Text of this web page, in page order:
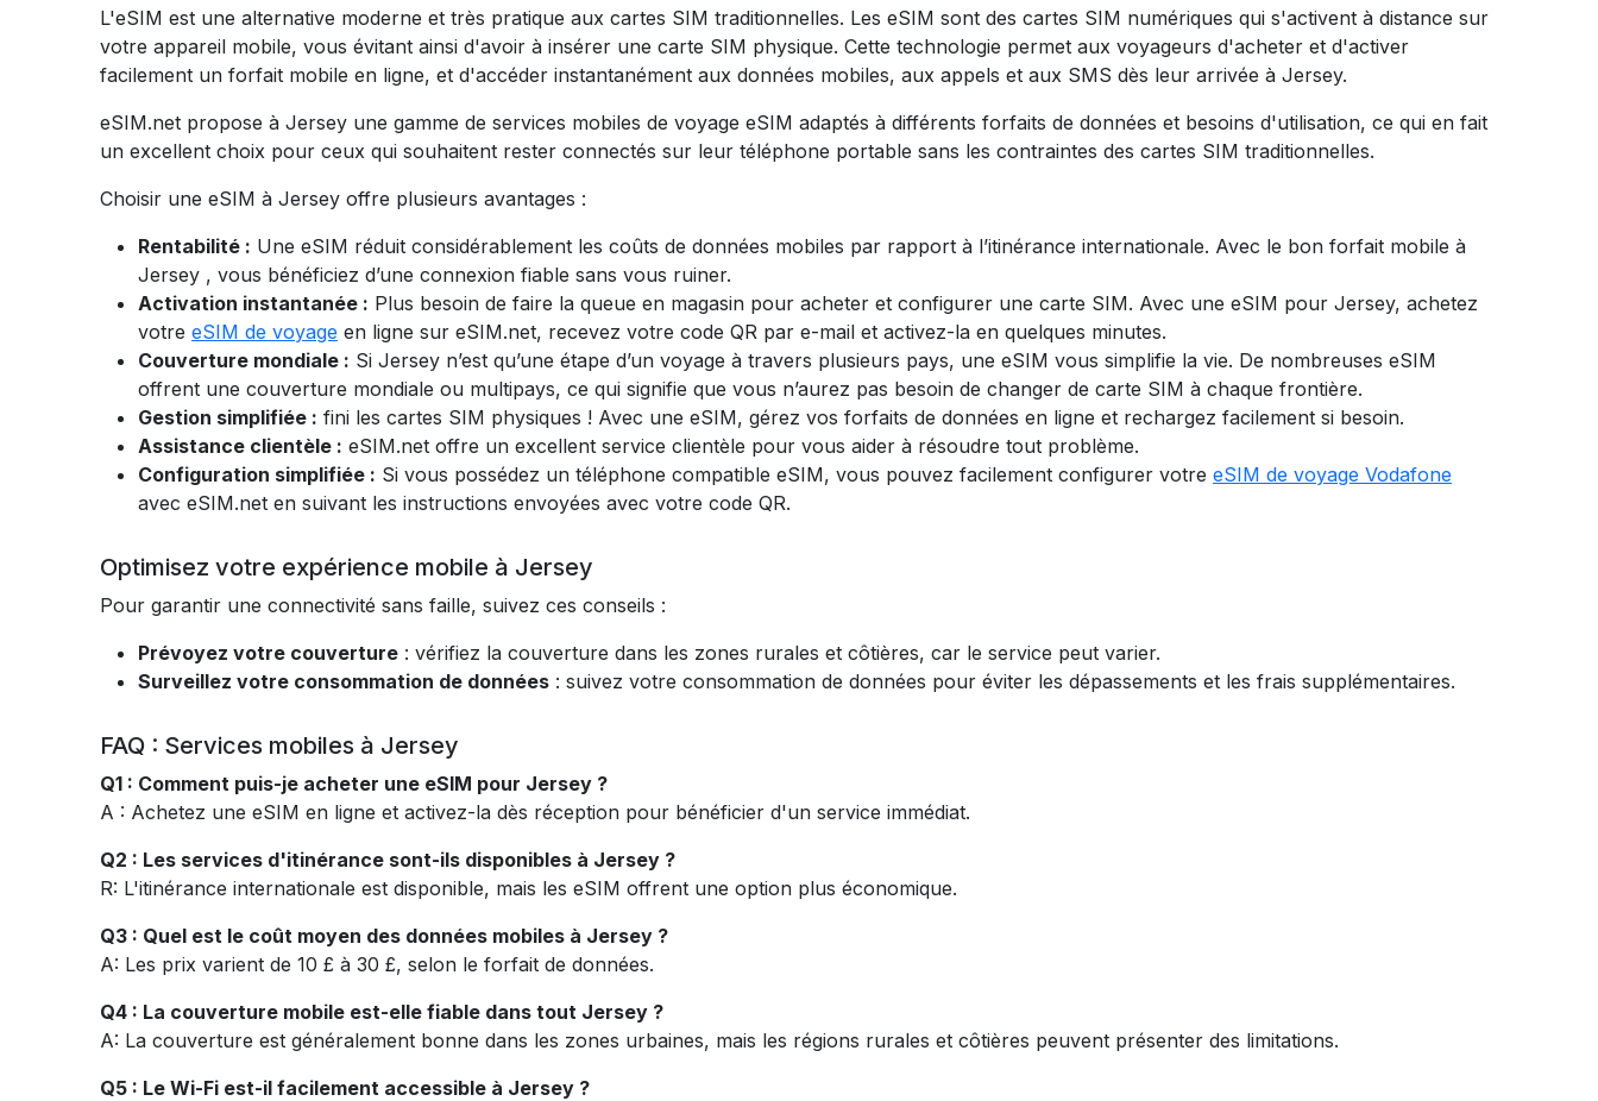
L'eSIM est une alternative moderne et très pratique aux cartes SIM traditionnelles. Les eSIM sont des cartes SIM numériques qui s'activent à distance sur
votre appareil mobile, vous évitant ainsi d'avoir à insérer une carte SIM physique. Cette technologie permet aux voyageurs d'acheter et d'activer
facilement un forfait mobile en ligne, et d'accéder instantanément aux données mobiles, aux appels et aux SMS dès leur arrivée à Jersey.
eSIM.net propose à Jersey une gamme de services mobiles de voyage eSIM adaptés à différents forfaits de données et besoins d'utilisation, ce qui en fait
un excellent choix pour ceux qui souhaitent rester connectés sur leur téléphone portable sans les contraintes des cartes SIM traditionnelles.
Choisir une eSIM à Jersey offre plusieurs avantages :
Rentabilité : Une eSIM réduit considérablement les coûts de données mobiles par rapport à l’itinérance internationale. Avec le bon forfait mobile à
Jersey , vous bénéficiez d’une connexion fiable sans vous ruiner.
Activation instantanée : Plus besoin de faire la queue en magasin pour acheter et configurer une carte SIM. Avec une eSIM pour Jersey, achetez
votre eSIM de voyage en ligne sur eSIM.net, recevez votre code QR par e-mail et activez-la en quelques minutes.
Couverture mondiale : Si Jersey n’est qu’une étape d’un voyage à travers plusieurs pays, une eSIM vous simplifie la vie. De nombreuses eSIM
offrent une couverture mondiale ou multipays, ce qui signifie que vous n’aurez pas besoin de changer de carte SIM à chaque frontière.
Gestion simplifiée : fini les cartes SIM physiques ! Avec une eSIM, gérez vos forfaits de données en ligne et rechargez facilement si besoin.
Assistance clientèle : eSIM.net offre un excellent service clientèle pour vous aider à résoudre tout problème.
Configuration simplifiée : Si vous possédez un téléphone compatible eSIM, vous pouvez facilement configurer votre eSIM de voyage Vodafone
avec eSIM.net en suivant les instructions envoyées avec votre code QR.
Optimisez votre expérience mobile à Jersey
Pour garantir une connectivité sans faille, suivez ces conseils :
Prévoyez votre couverture : vérifiez la couverture dans les zones rurales et côtières, car le service peut varier.
Surveillez votre consommation de données : suivez votre consommation de données pour éviter les dépassements et les frais supplémentaires.
FAQ : Services mobiles à Jersey
Q1 : Comment puis-je acheter une eSIM pour Jersey ?
A : Achetez une eSIM en ligne et activez-la dès réception pour bénéficier d'un service immédiat.
Q2 : Les services d'itinérance sont-ils disponibles à Jersey ?
R: L'itinérance internationale est disponible, mais les eSIM offrent une option plus économique.
Q3 : Quel est le coût moyen des données mobiles à Jersey ?
A: Les prix varient de 10 £ à 30 £, selon le forfait de données.
Q4 : La couverture mobile est-elle fiable dans tout Jersey ?
A: La couverture est généralement bonne dans les zones urbaines, mais les régions rurales et côtières peuvent présenter des limitations.
Q5 : Le Wi-Fi est-il facilement accessible à Jersey ?